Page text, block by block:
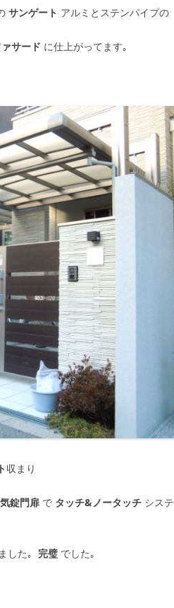
サンゲート アルミとステンパイプの
サード に仕上がってます｡
収まり
錠門扉 で タッチ&ノータッチ システ
した｡ 完璧 でした｡